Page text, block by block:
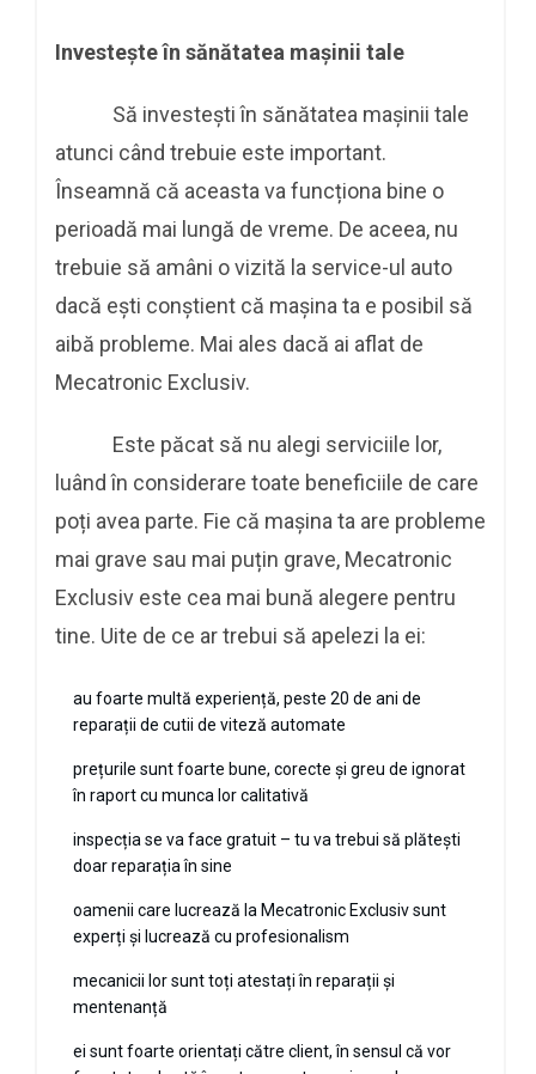
Investește în sănătatea mașinii tale
Să investești în sănătatea mașinii tale
atunci când trebuie este important.
Înseamnă că aceasta va funcționa bine o
perioadă mai lungă de vreme. De aceea, nu
trebuie să amâni o vizită la service-ul auto
dacă ești conștient că mașina ta e posibil să
aibă probleme. Mai ales dacă ai aflat de
Mecatronic Exclusiv.
Este păcat să nu alegi serviciile lor,
luând în considerare toate beneficiile de care
poți avea parte. Fie că mașina ta are probleme
mai grave sau mai puțin grave, Mecatronic
Exclusiv este cea mai bună alegere pentru
tine. Uite de ce ar trebui să apelezi la ei:
au foarte multă experiență, peste 20 de ani de
reparații de cutii de viteză automate
prețurile sunt foarte bune, corecte și greu de ignorat
în raport cu munca lor calitativă
inspecția se va face gratuit – tu va trebui să plătești
doar reparația în sine
oamenii care lucrează la Mecatronic Exclusiv sunt
experți și lucrează cu profesionalism
mecanicii lor sunt toți atestați în reparații și
mentenanță
ei sunt foarte orientați către client, în sensul că vor